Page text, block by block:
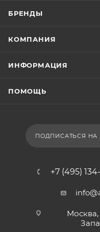
БРЕНДЫ
КОМПАНИЯ
ИНФОРМАЦИЯ
ПОМОЩЬ
ПОДПИСАТЬСЯ НА
+7 (495)
Москва,